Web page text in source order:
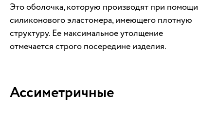
Это оболочка, которую производят при помощи
силиконового эластомера, имеющего плотную
структуру. Ее максимальное утолщение
отмечается строго посередине изделия.
Ассиметричные